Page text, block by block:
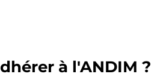
à l'ANDIM ?